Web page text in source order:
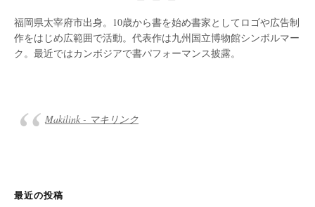
福岡県太宰府市出身。10歳から書を始め書家としてロゴや広告制
作をはじめ広範囲で活動。代表作は九州国立博物館シンボルマー
ク。最近ではカンボジアで書パフォーマンス披露。
Makilink - マキリンク
最近の投稿